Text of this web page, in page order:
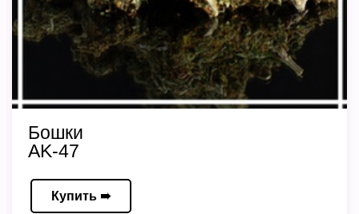
Бошки
AK-47
Купить ➠